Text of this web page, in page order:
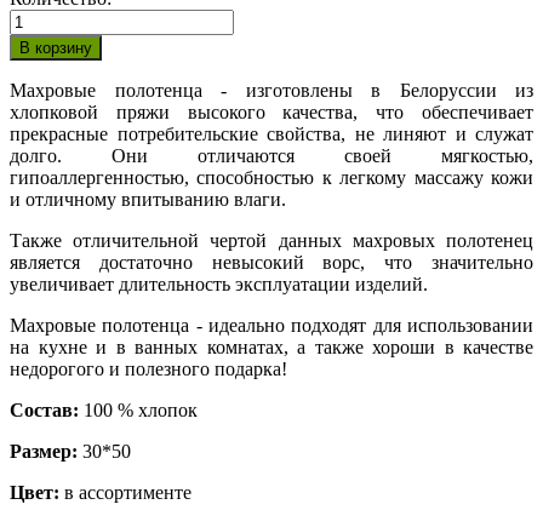
Махровые полотенца - изготовлены в Белоруссии из
хлопковой пряжи высокого качества, что обеспечивает
прекрасные потребительские свойства, не линяют и служат
долго. Они отличаются своей мягкостью,
гипоаллергенностью, способностью к легкому массажу кожи
и отличному впитыванию влаги.
Также отличительной чертой данных махровых полотенец
является достаточно невысокий ворс, что значительно
увеличивает длительность эксплуатации изделий.
Махровые полотенца - идеально подходят для использовании
на кухне и в ванных комнатах, а также хороши в качестве
недорогого и полезного подарка!
Состав: 100 % хлопок
Размер: 30*50
Цвет: в ассортименте